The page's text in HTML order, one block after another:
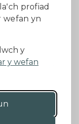
profiad
wefan yn
y
y wefan
ac amodau